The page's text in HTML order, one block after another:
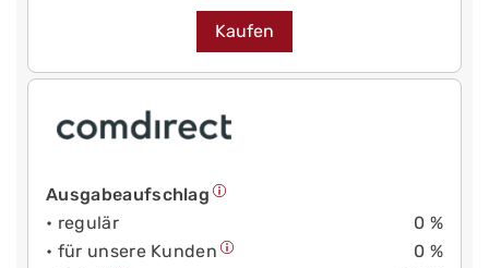
Kaufen
Ausgabeaufschlag
• regulär
0 %
• für unsere Kunden
0 %